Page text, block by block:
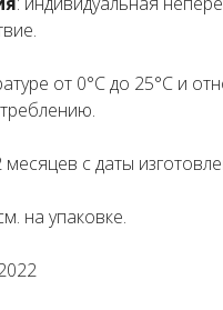
от 0°С до 25°С и
месяцев с даты
на упаковке.